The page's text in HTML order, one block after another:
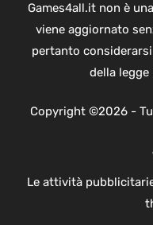
Games4all.it non è
viene aggiornato
pertanto
della legge
Copyright ©2026 -
Le attività